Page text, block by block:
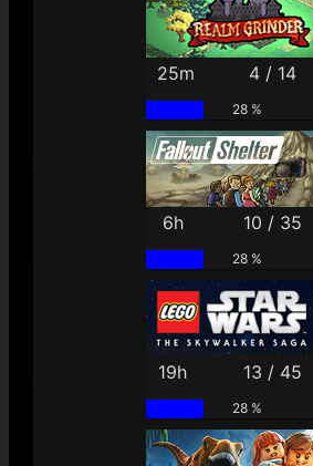
25m 4 / 14
28 %
6h 10 / 35
28 %
19h 13 / 45
28 %